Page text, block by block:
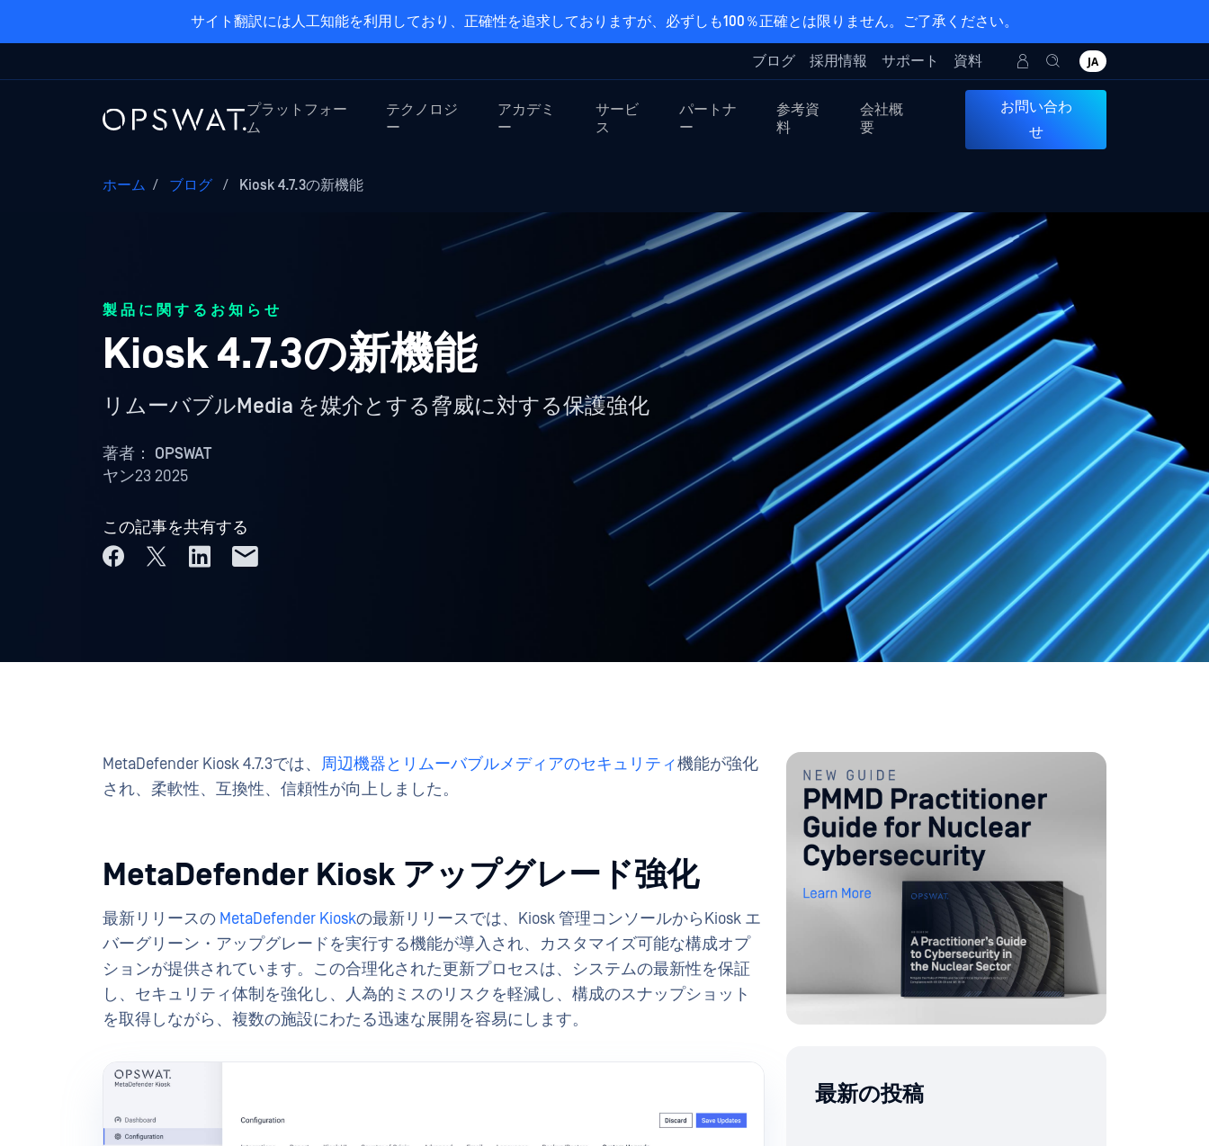
サイト翻訳には人工知能を利用しており、正確性を追求しておりますが、必ずしも100％正確とは限りません。ご了承ください。
ブログ 採用情報 サポート 資料 JA
プラットフォー
ム
テクノロジ
ー
アカデミ
ー
サービ
ス
パートナ
ー
参考資
料
会社概
要
お問い合わ
せ
ホーム / ブログ / Kiosk 4.7.3の新機能
製品に関するお知らせ
Kiosk 4.7.3の新機能
リムーバブルMedia を媒介とする脅威に対する保護強化
著者： OPSWAT
ヤン23 2025
この記事を共有する
MetaDefender Kiosk 4.7.3では、 周辺機器とリムーバブルメディアのセキュリティ機能が強化
され、柔軟性、互換性、信頼性が向上しました。
MetaDefender Kiosk アップグレード強化
最新リリースの MetaDefender Kioskの最新リリースでは、Kiosk 管理コンソールからKiosk エ
バーグリーン・アップグレードを実行する機能が導入され、カスタマイズ可能な構成オプ
ションが提供されています。この合理化された更新プロセスは、システムの最新性を保証
し、セキュリティ体制を強化し、人為的ミスのリスクを軽減し、構成のスナップショット
を取得しながら、複数の施設にわたる迅速な展開を容易にします。
最新の投稿